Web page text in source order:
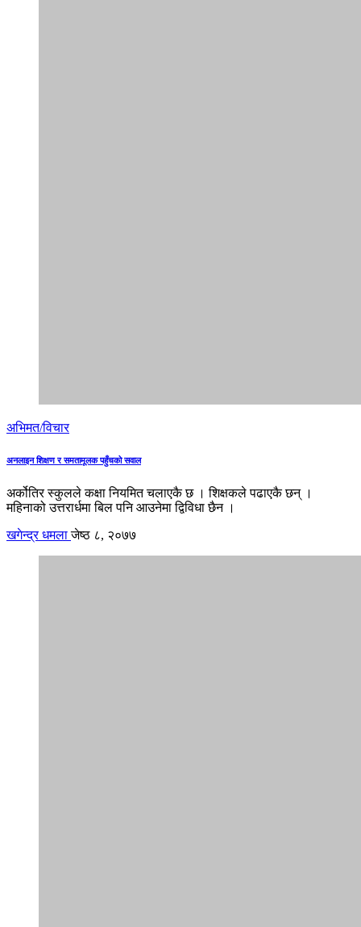
अभिमत/विचार
अनलाइन शिक्षण र समतामूलक पहुँचको सवाल
अर्कोतिर स्कुलले कक्षा नियमित चलाएकै छ । शिक्षकले पढाएकै छन् ।
महिनाको उत्तरार्धमा बिल पनि आउनेमा द्विविधा छैन ।
खगेन्द्र धमलाजेष्ठ ८, २०७७